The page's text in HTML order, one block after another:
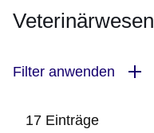
Veterinärwesen
Filter anwenden
17 Einträge